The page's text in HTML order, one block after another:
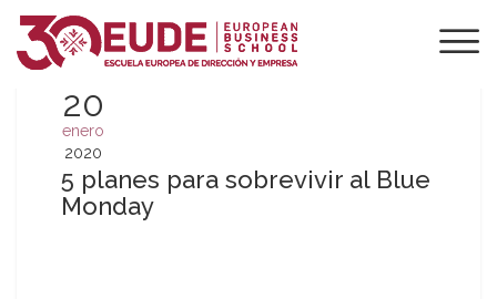
20
enero
2020
5 planes para sobrevivir al Blue
Monday